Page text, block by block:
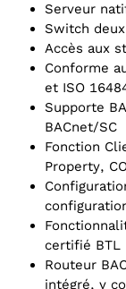
Serveur
Switch
Accès aux
Conforme
et ISO
Supporte
BACnet/SC
Fonction
Property,
certifié BTL
Routeur
intégré, y